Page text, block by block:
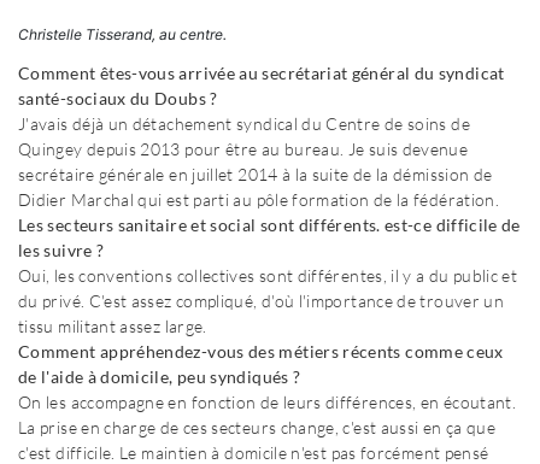
Christelle Tisserand, au centre.
Comment êtes-vous arrivée au secrétariat général du syndicat
santé-sociaux du Doubs ?
J'avais déjà un détachement syndical du Centre de soins de
Quingey depuis 2013 pour être au bureau. Je suis devenue
secrétaire générale en juillet 2014 à la suite de la démission de
Didier Marchal qui est parti au pôle formation de la fédération.
Les secteurs sanitaire et social sont différents. est-ce difficile de
les suivre ?
Oui, les conventions collectives sont différentes, il y a du public et
du privé. C'est assez compliqué, d'où l'importance de trouver un
tissu militant assez large.
Comment appréhendez-vous des métiers récents comme ceux
de l'aide à domicile, peu syndiqués ?
On les accompagne en fonction de leurs différences, en écoutant.
La prise en charge de ces secteurs change, c'est aussi en ça que
c'est difficile. Le maintien à domicile n'est pas forcément pensé